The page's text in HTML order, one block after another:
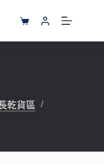
購
物
乾貨區